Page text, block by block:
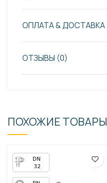
ОПЛАТА & ДОСТАВКА
ОТЗЫВЫ (0)
ПОХОЖИЕ ТОВАРЫ
32